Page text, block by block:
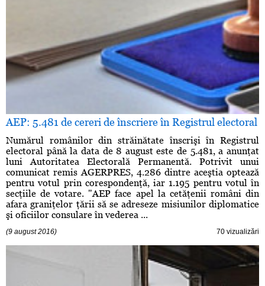
AEP: 5.481 de cereri de înscriere în Registrul electoral
Numărul românilor din străinătate înscrişi în Registrul
electoral până la data de 8 august este de 5.481, a anunţat
luni Autoritatea Electorală Permanentă. Potrivit unui
comunicat remis AGERPRES, 4.286 dintre aceştia optează
pentru votul prin corespondenţă, iar 1.195 pentru votul în
secţiile de votare. "AEP face apel la cetăţenii români din
afara graniţelor ţării să se adreseze misiunilor diplomatice
şi oficiilor consulare în vederea ...
(9 august 2016) 70 vizualizări